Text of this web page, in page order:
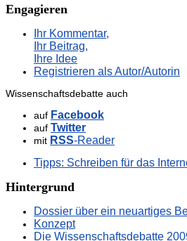
Engagieren
Ihr Kommentar,
Ihr Beitrag,
Ihre Idee
Registrieren als Autor/Autorin
Wissenschaftsdebatte auch
auf Facebook
auf Twitter
mit RSS-Reader
Tipps: Schreiben für das
Hintergrund
Dossier über ein neuartiges
Konzept
Die Wissenschaftsdebatte